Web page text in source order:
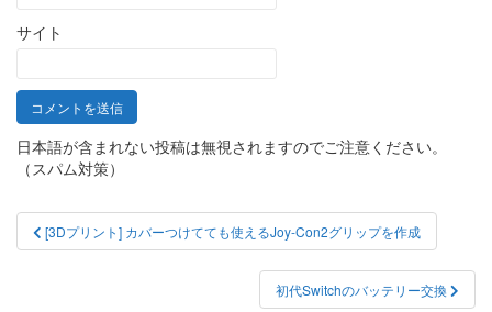
サイト
日本語が含まれない投稿は無視されますのでご注意ください。
（スパム対策）
投
稿
[3Dプリント] カバーつけてても使えるJoy-Con2グリップを作成
初代Switchのバッテリー交換